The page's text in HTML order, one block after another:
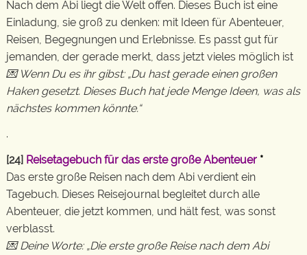
Nach dem Abi liegt die Welt offen. Dieses Buch ist eine
Einladung, sie groß zu denken: mit Ideen für Abenteuer,
Reisen, Begegnungen und Erlebnisse. Es passt gut für
jemanden, der gerade merkt, dass jetzt vieles möglich ist
💌 Wenn Du es ihr gibst: „Du hast gerade einen großen
Haken gesetzt. Dieses Buch hat jede Menge Ideen, was als
nächstes kommen könnte.“
.
[24] Reisetagebuch für das erste große Abenteuer *
Das erste große Reisen nach dem Abi verdient ein
Tagebuch. Dieses Reisejournal begleitet durch alle
Abenteuer, die jetzt kommen, und hält fest, was sonst
verblasst.
💌 Deine Worte: „Die erste große Reise nach dem Abi